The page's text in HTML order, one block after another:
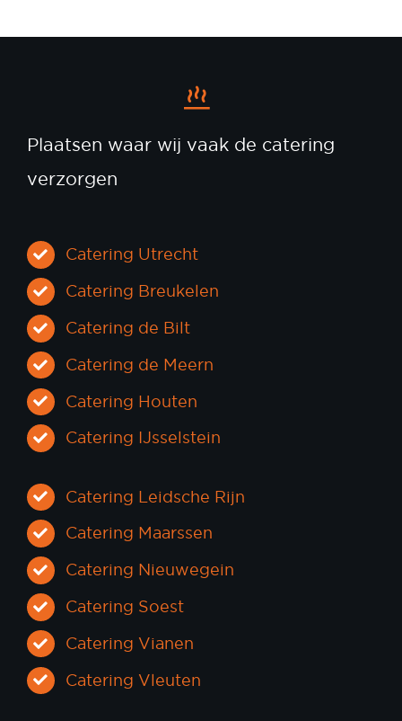
Plaatsen waar wij vaak de catering
verzorgen
Catering Utrecht
Catering Breukelen
Catering de Bilt
Catering de Meern
Catering Houten
Catering IJsselstein
Catering Leidsche Rijn
Catering Maarssen
Catering Nieuwegein
Catering Soest
Catering Vianen
Catering Vleuten